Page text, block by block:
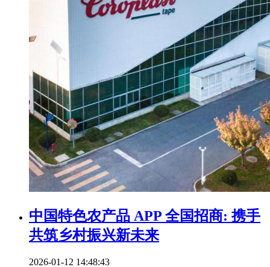
中国特色农产品 APP 全国招商: 携手
共筑乡村振兴新未来
2026-01-12 14:48:43